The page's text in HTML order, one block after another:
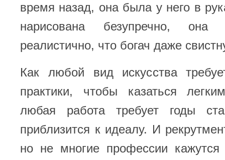
время назад, она была у него в
нарисована безупречно, она
реалистично, что богач даже
Как любой вид искусства
практики, чтобы казаться
любая работа требует годы
приблизится к идеалу. И
но не многие профессии кажутся